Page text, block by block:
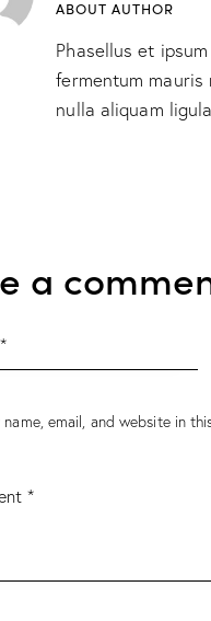
ABOUT AUTHOR
Phasellus et
fermentum
nulla aliquam
a
name, email, and website in